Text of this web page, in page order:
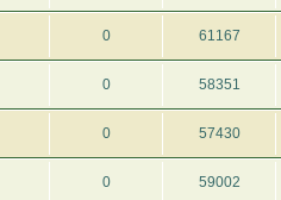
0 61167
0 58351
0 57430
0 59002